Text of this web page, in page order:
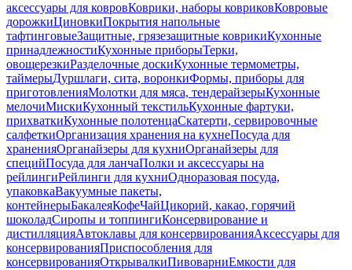
аксессуары для ковровКоврики, наборы ковриковКовровые
дорожкиЦиновкиПокрытия напольные
тафтинговыеЗащитные, грязезащитные коврикиКухонные
принадлежностиКухонные приборыТерки,
овощерезкиРазделочные доскиКухонные термометры,
таймерыДуршлаги, сита, воронкиФормы, приборы для
приготовленияМолотки для мяса, тендерайзерыКухонные
мелочиМискиКухонный текстильКухонные фартуки,
прихваткиКухонные полотенцаСкатерти, сервировочные
салфеткиОрганизация хранения на кухнеПосуда для
храненияОрганайзеры для кухниОрганайзеры для
специйПосуда для ланчаПолки и аксессуары на
рейлингиРейлинги для кухниОдноразовая посуда,
упаковкаВакуумные пакеты,
контейнерыБакалеяКофеЧайЦикорий, какао, горячий
шоколадСиропы и топпингиКонсервирование и
дистилляцияАвтоклавы для консервированияАксессуары для
консервированияПриспособления для
консервированияОткрывалкиПивоварниЕмкости для